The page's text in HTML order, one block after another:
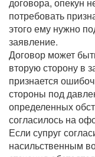
потребовать
этого ему нужно
заявление.
Договор может
вторую сторону в
признается
стороны под
определенных
согласилось на
Если супруг
насильственным